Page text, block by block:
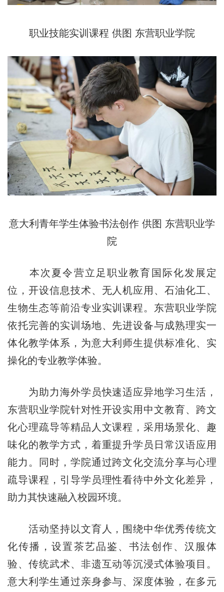
职业技能实训课程 供图 东营职业学院
意大利青年学生体验书法创作 供图 东营职业学
院
本次夏令营立足职业教育国际化发展定
位，开设信息技术、无人机应用、石油化工、
生物生态等前沿专业实训课程。东营职业学院
依托完善的实训场地、先进设备与成熟理实一
体化教学体系，为意大利师生提供标准化、实
操化的专业教学体验。
为助力海外学员快速适应异地学习生活，
东营职业学院针对性开设实用中文教育、跨文
化心理疏导等精品人文课程，采用场景化、趣
味化的教学方式，着重提升学员日常汉语应用
能力。同时，学院通过跨文化交流分享与心理
疏导课程，引导学员理性看待中外文化差异，
助力其快速融入校园环境。
活动坚持以文育人，围绕中华优秀传统文
化传播，设置茶艺品鉴、书法创作、汉服体
验、传统武术、非遗互动等沉浸式体验项目。
意大利学生通过亲身参与、深度体验，在多元